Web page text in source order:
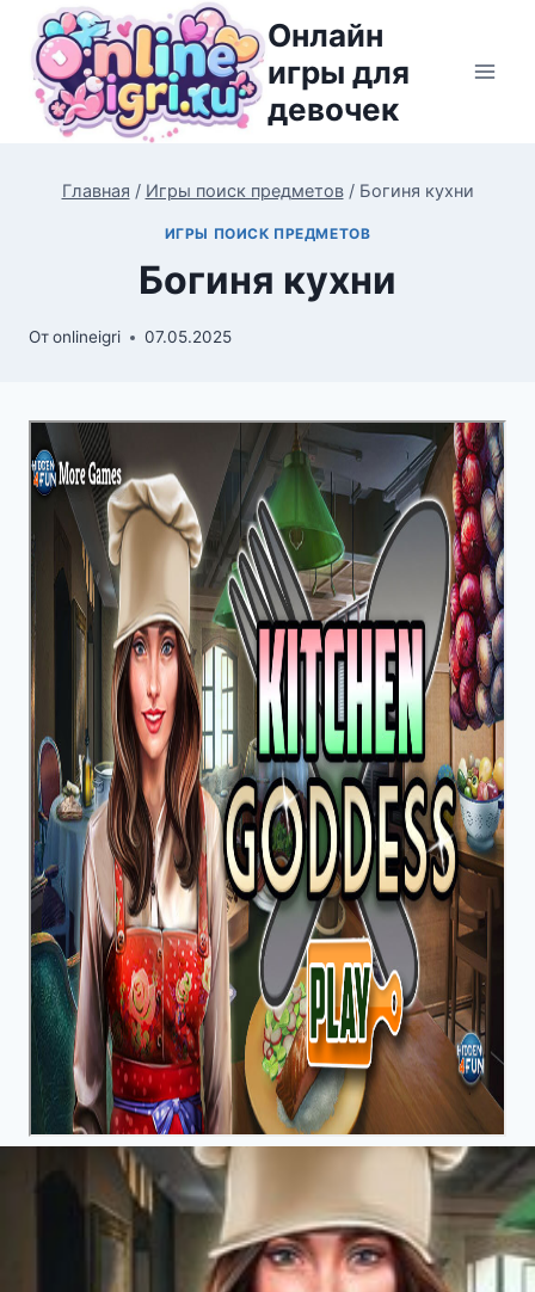
Перейти
содержимому
Онлайн
игры для
девочек
Главная / Игры поиск предметов / Богиня кухни
ИГРЫ ПОИСК ПРЕДМЕТОВ
Богиня кухни
Отonlineigri 07.05.2025